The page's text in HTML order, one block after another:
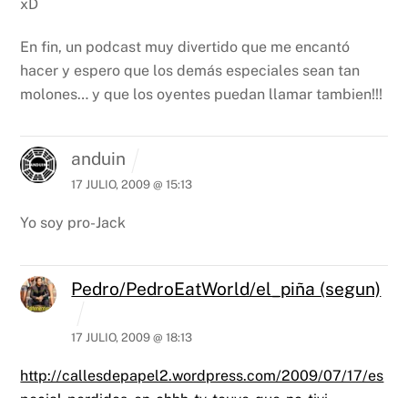
xD
En fin, un podcast muy divertido que me encantó
hacer y espero que los demás especiales sean tan
molones… y que los oyentes puedan llamar tambien!!!
anduin
17 JULIO, 2009 @ 15:13
Yo soy pro-Jack
Pedro/PedroEatWorld/el_piña (segun)
17 JULIO, 2009 @ 18:13
http://callesdepapel2.wordpress.com/2009/07/17/es